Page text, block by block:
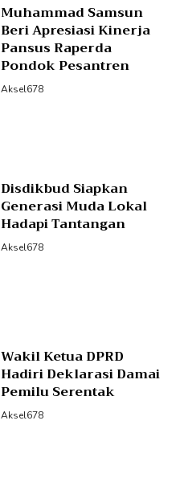
Muhammad Samsun
Beri Apresiasi Kinerja
Pansus Raperda
Pondok Pesantren
Aksel678
Disdikbud Siapkan
Generasi Muda Lokal
Hadapi Tantangan
Aksel678
Wakil Ketua DPRD
Hadiri Deklarasi Damai
Pemilu Serentak
Aksel678